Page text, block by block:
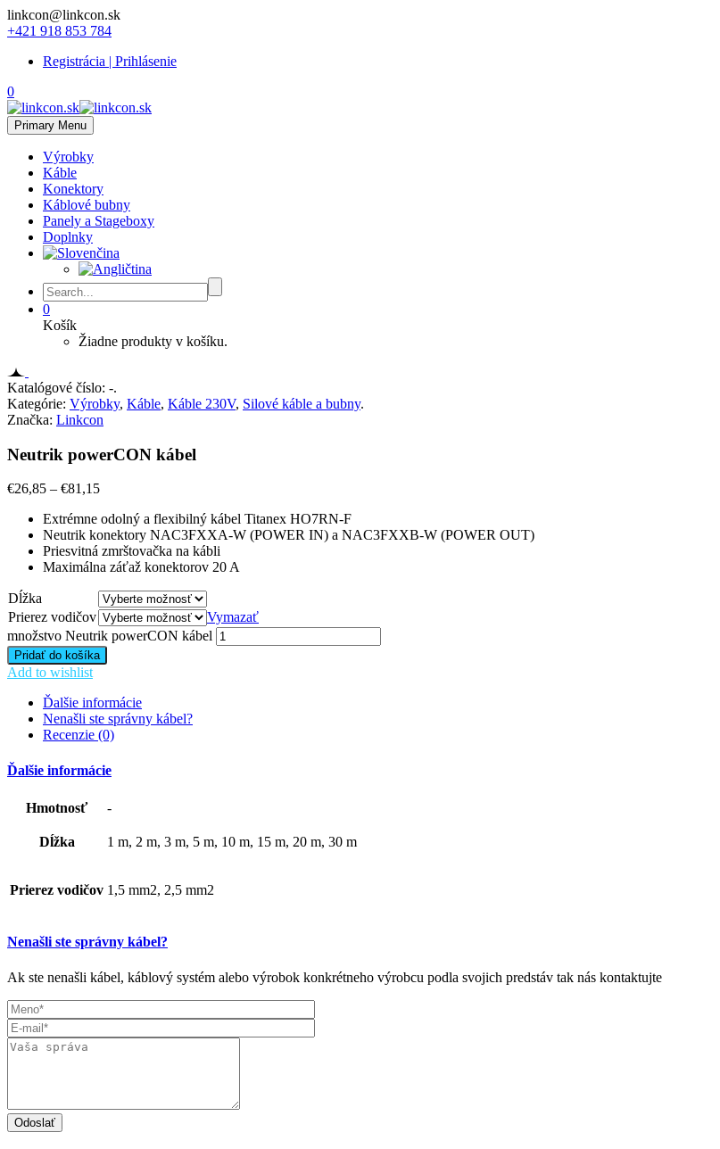
linkcon@linkcon.sk
+421 918 853 784
Registrácia | Prihlásenie
0
Primary Menu
Výrobky
Káble
Konektory
Káblové bubny
Panely a Stageboxy
Doplnky
0
Košík
Žiadne produkty v košíku.
Katalógové číslo: -.
Kategórie: Výrobky, Káble, Káble 230V, Silové káble a bubny.
Značka: Linkcon
Neutrik powerCON kábel
€26,85 – €81,15
Extrémne odolný a flexibilný kábel Titanex HO7RN-F
Neutrik konektory NAC3FXXA-W (POWER IN) a NAC3FXXB-W (POWER OUT)
Priesvitná zmrštovačka na kábli
Maximálna záťaž konektorov 20 A
Dĺžka
Prierez vodičov
Vymazať
množstvo Neutrik powerCON kábel
Pridať do košíka
Add to wishlist
Ďalšie informácie
Nenašli ste správny kábel?
Recenzie (0)
Ďalšie informácie
Hmotnosť -
Dĺžka 1 m, 2 m, 3 m, 5 m, 10 m, 15 m, 20 m, 30 m
Prierez vodičov 1,5 mm2, 2,5 mm2
Nenašli ste správny kábel?
Ak ste nenašli kábel, káblový systém alebo výrobok konkrétneho výrobcu podla svojich predstáv tak nás kontaktujte